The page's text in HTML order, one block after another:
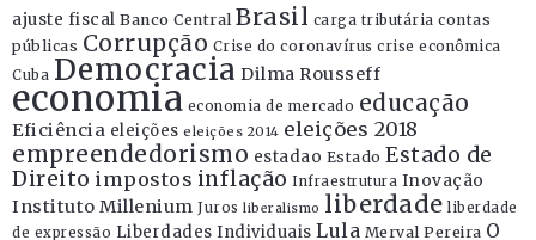
ajuste fiscal Banco Central Brasil carga tributária contas
públicas Corrupção Crise do coronavírus crise econômica
Cuba Democracia Dilma Rousseff
economia economia de mercado educação
Eficiência eleições eleições 2014 eleições 2018
empreendedorismo estadao Estado Estado de
Direito impostos inflação Infraestrutura Inovação
Instituto Millenium Juros liberalismo liberdade liberdade
de expressão Liberdades Individuais Lula Merval Pereira O